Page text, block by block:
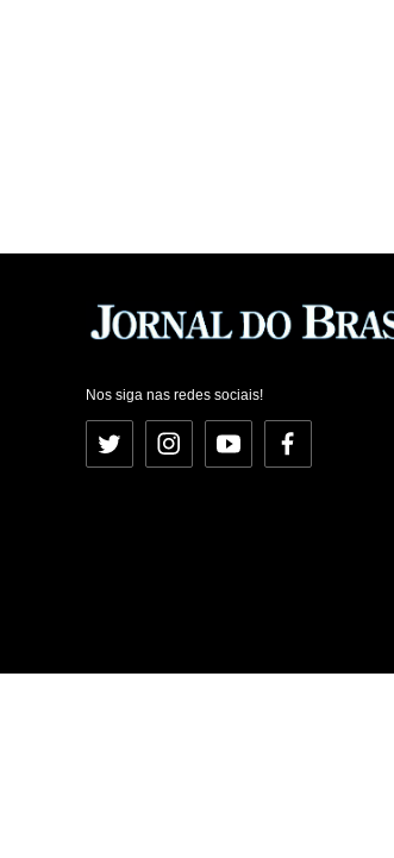
Nos siga nas redes sociais!
Twitter InstagramYouTubeFacebook